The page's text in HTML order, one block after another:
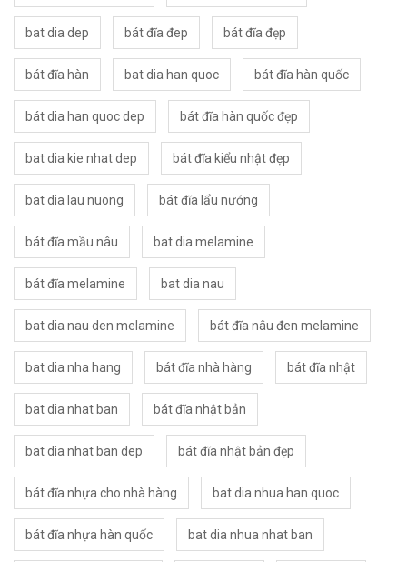
bat dia dep bát đĩa đep bát đĩa đẹp
bát đĩa hàn bat dia han quoc bát đĩa hàn quốc
bát dia han quoc dep bát đĩa hàn quốc đẹp
bat dia kie nhat dep bát đĩa kiểu nhật đẹp
bat dia lau nuong bát đĩa lẩu nướng
bát đĩa mầu nâu bat dia melamine
bát đĩa melamine bat dia nau
bat dia nau den melamine bát đĩa nâu đen melamine
bat dia nha hang bát đĩa nhà hàng bát đĩa nhật
bat dia nhat ban bát đĩa nhật bản
bat dia nhat ban dep bát đĩa nhật bản đẹp
bát đĩa nhựa cho nhà hàng bat dia nhua han quoc
bát đĩa nhựa hàn quốc bat dia nhua nhat ban